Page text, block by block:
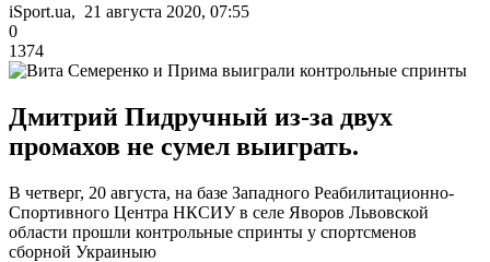
iSport.ua, 21 августа 2020, 07:55
0
1374
Дмитрий Пидручный из-за двух
промахов не сумел выиграть.
В четверг, 20 августа, на базе Западного Реабилитационно-
Спортивного Центра НКСИУ в селе Яворов Львовской
области прошли контрольные спринты у спортсменов
сборной Украиныю